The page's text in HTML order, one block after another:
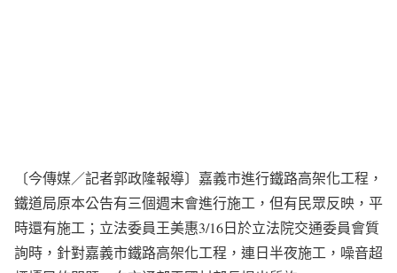
〔今傳媒／記者郭政隆報導〕嘉義市進行鐵路高架化工程，
鐵道局原本公告有三個週末會進行施工，但有民眾反映，平
時還有施工；立法委員王美惠3/16日於立法院交通委員會質
詢時，針對嘉義市鐵路高架化工程，連日半夜施工，噪音超